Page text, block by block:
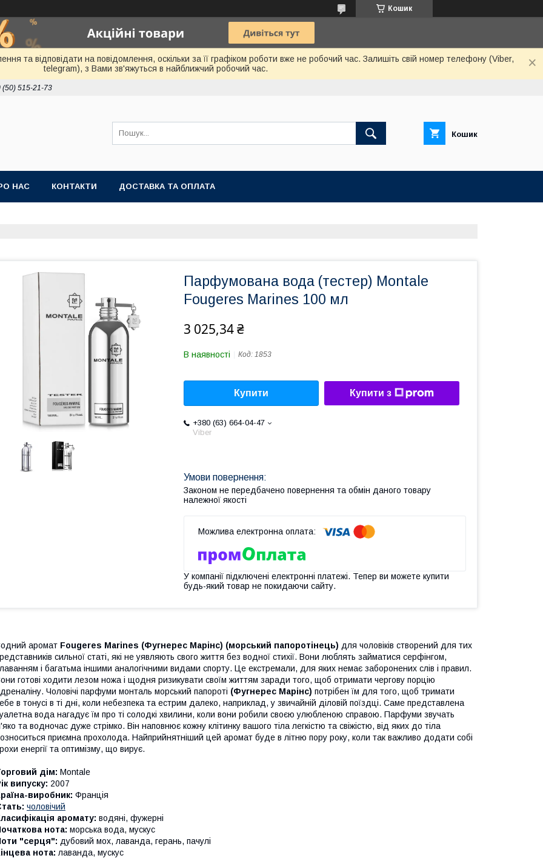
Кошик
та відповідати на повідомлення, оскільки за її графіком роботи вже не робочий час. Залишіть свій номер телефону (Viber,
telegram), з Вами зв'яжуться в найближчий робочий час.
(50) 515-21-73
Кошик
НАС КОНТАКТИ ДОСТАВКА ТА ОПЛАТА
Парфумована вода (тестер) Montale
Fougeres Marines 100 мл
3 025,34 ₴
В наявності Код: 1853
Купити Купити з
+380 (63) 664-04-47
Viber
Законом не передбачено повернення та обмін даного товару
належної якості
У компанії підключені електронні платежі. Тепер ви можете купити
будь-який товар не покидаючи сайту.
аромат Fougeres Marines (Фугнерес Марінс) (морський папоротінець) для чоловіків створений для тих
сильної статі, які не уявляють свого життя без водної стихії. Вони люблять займатися серфінгом,
і багатьма іншими аналогічними видами спорту. Це екстремали, для яких немає заборонених слів і правил.
готові ходити лезом ножа і щодня ризикувати своїм життям заради того, щоб отримати чергову порцію
Чоловічі парфуми монталь морський папороті (Фугнерес Марінс) потрібен їм для того, щоб тримати
в тонусі в ті дні, коли небезпека та естрим далеко, наприклад, у звичайній діловій поїздці. Саме представлена
вода нагадує їм про ті солодкі хвилини, коли вони робили своєю улюбленою справою. Парфуми звучать
та водночас дуже стрімко. Він наповнює кожну клітинку вашого тіла легкістю та свіжістю, від яких до тіла
приємна прохолода. Найприйнятніший цей аромат буде в літню пору року, коли так важливо додати собі
енергії та оптимізму, що вирує.
дім: Montale
випуску: 2007
виробник: Франція
чоловічий
аромату: водяні, фужерні
нота: морська вода, мускус
"серця": дубовий мох, лаванда, герань, пачулі
нота: лаванда, мускус